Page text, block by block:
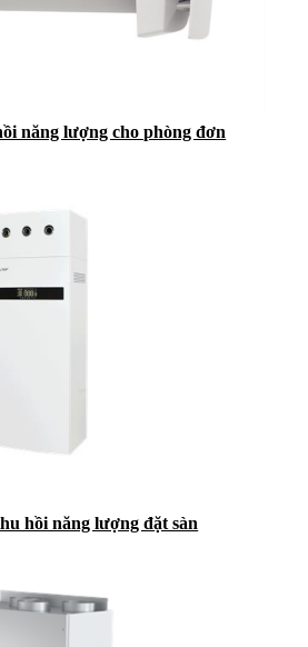
năng lượng cho phòng đơn
hồi năng lượng đặt sàn